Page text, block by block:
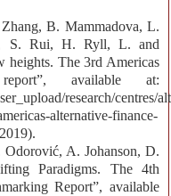
B. Mammadova, L.
S. Rui, H. Ryll, L. and
heights. The 3rd Americas
available at:
research/centres/
alternative-finance-
A. Johanson, D.
Paradigms. The 4th
Report”, available